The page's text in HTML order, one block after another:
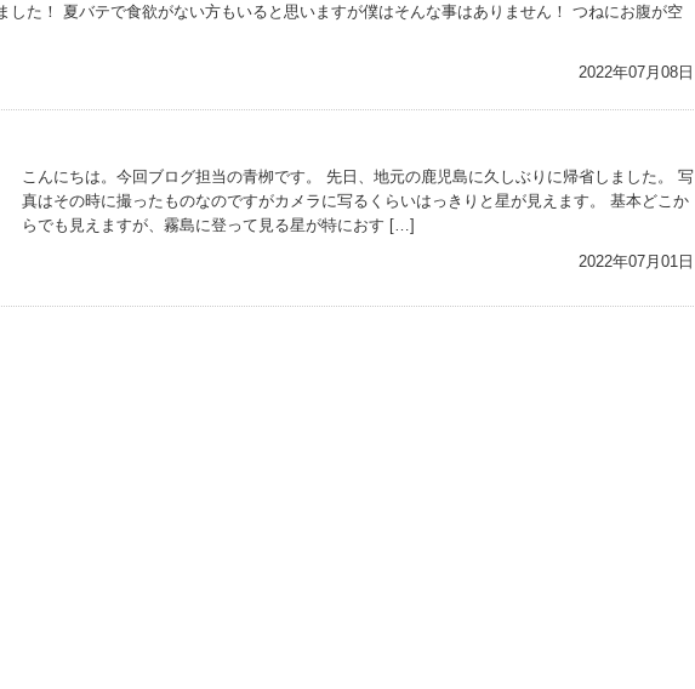
した！ 夏バテで食欲がない方もいると思いますが僕はそんな事はありません！ つねにお腹が空
2022年07月08日
こんにちは。今回ブログ担当の青栁です。 先日、地元の鹿児島に久しぶりに帰省しました。 写
真はその時に撮ったものなのですがカメラに写るくらいはっきりと星が見えます。 基本どこか
らでも見えますが、霧島に登って見る星が特におす […]
2022年07月01日